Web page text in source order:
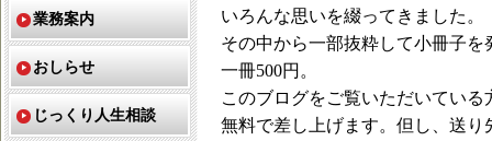
いろんな思いを綴ってきました。
その中から一部抜粋して小冊子
一冊500円。
このブログをご覧いただいている
無料で差し上げます。但し、送
業務案内
おしらせ
じっくり人生相談